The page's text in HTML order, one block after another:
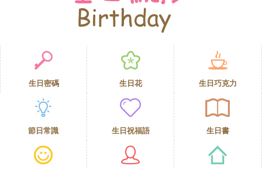
生日密碼 生日花 生日巧克力
節日常識 生日祝福語 生日書